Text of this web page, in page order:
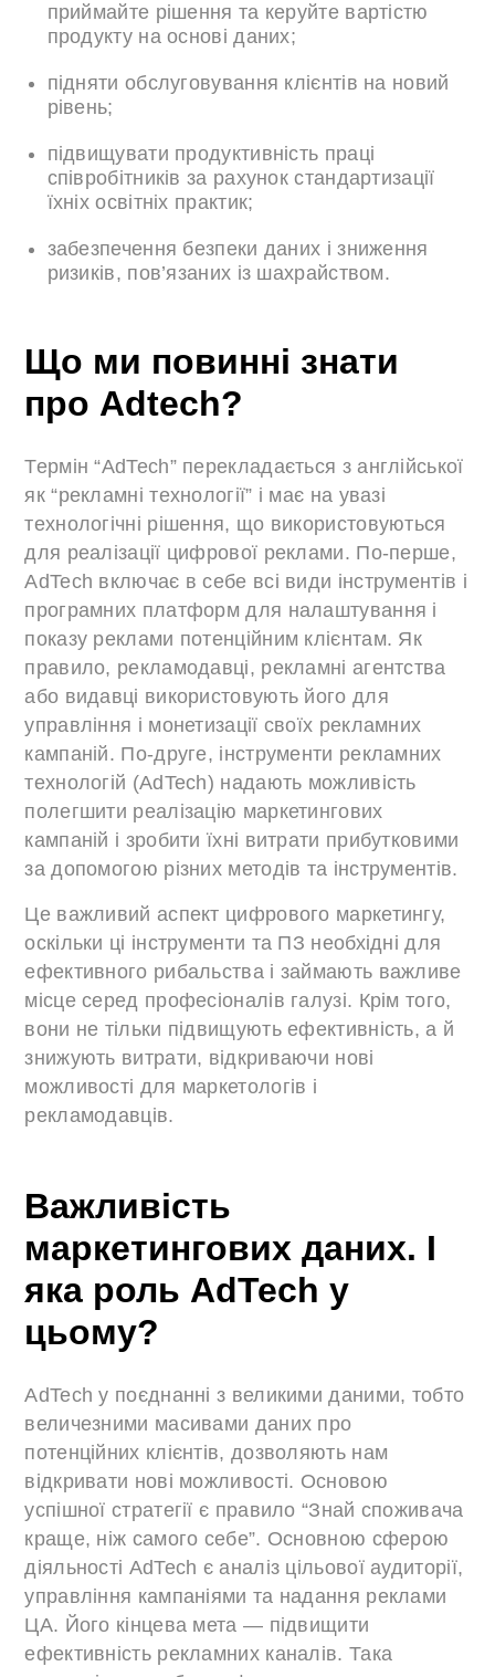
приймайте рішення та керуйте вартістю
продукту на основі даних;
підняти обслуговування клієнтів на новий
рівень;
підвищувати продуктивність праці
співробітників за рахунок стандартизації
їхніх освітніх практик;
забезпечення безпеки даних і зниження
ризиків, пов’язаних із шахрайством.
Що ми повинні знати
про Adtech?
Термін “AdTech” перекладається з англійської
як “рекламні технології” і має на увазі
технологічні рішення, що використовуються
для реалізації цифрової реклами. По-перше,
AdTech включає в себе всі види інструментів і
програмних платформ для налаштування і
показу реклами потенційним клієнтам. Як
правило, рекламодавці, рекламні агентства
або видавці використовують його для
управління і монетизації своїх рекламних
кампаній. По-друге, інструменти рекламних
технологій (AdTech) надають можливість
полегшити реалізацію маркетингових
кампаній і зробити їхні витрати прибутковими
за допомогою різних методів та інструментів.
Це важливий аспект цифрового маркетингу,
оскільки ці інструменти та ПЗ необхідні для
ефективного рибальства і займають важливе
місце серед професіоналів галузі. Крім того,
вони не тільки підвищують ефективність, а й
знижують витрати, відкриваючи нові
можливості для маркетологів і
рекламодавців.
Важливість
маркетингових даних. І
яка роль AdTech у
цьому?
AdTech у поєднанні з великими даними, тобто
величезними масивами даних про
потенційних клієнтів, дозволяють нам
відкривати нові можливості. Основою
успішної стратегії є правило “Знай споживача
краще, ніж самого себе”. Основною сферою
діяльності AdTech є аналіз цільової аудиторії,
управління кампаніями та надання реклами
ЦА. Його кінцева мета — підвищити
ефективність рекламних каналів. Така